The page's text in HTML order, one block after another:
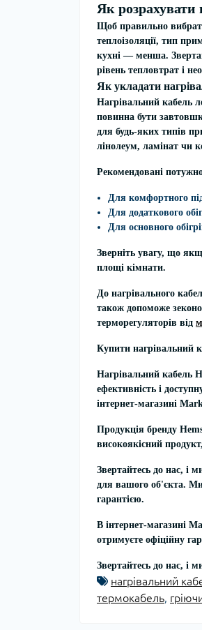
Як розрахувати
Щоб правильно
теплоізоляції, тип
кухні — менша.
рівень тепловтрат і
Як укладати
Нагрівальний кабель
повинна бути
для будь-яких типів
лінолеум, ламінат чи
Рекомендовані
Для комфортного
Для додаткового
Для основного
Зверніть увагу, що
площі кімнати.
До нагрівального
також допоможе
терморегуляторів від
Купити нагрівальний
Нагрівальний кабель
ефективність і
інтернет-магазині
Продукція бренду
високоякісний
Звертайтесь до нас, і
для вашого об'єкта. Ми
гарантією.
В інтернет-магазині
отримуєте офіційну
Звертайтесь до нас, і
нагрівальний
термокабель,